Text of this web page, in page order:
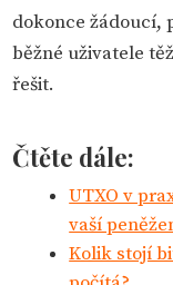
dokonce žádoucí,
běžné uživatele
řešit.
Čtěte dále:
UTXO v
vaší
Kolik stojí